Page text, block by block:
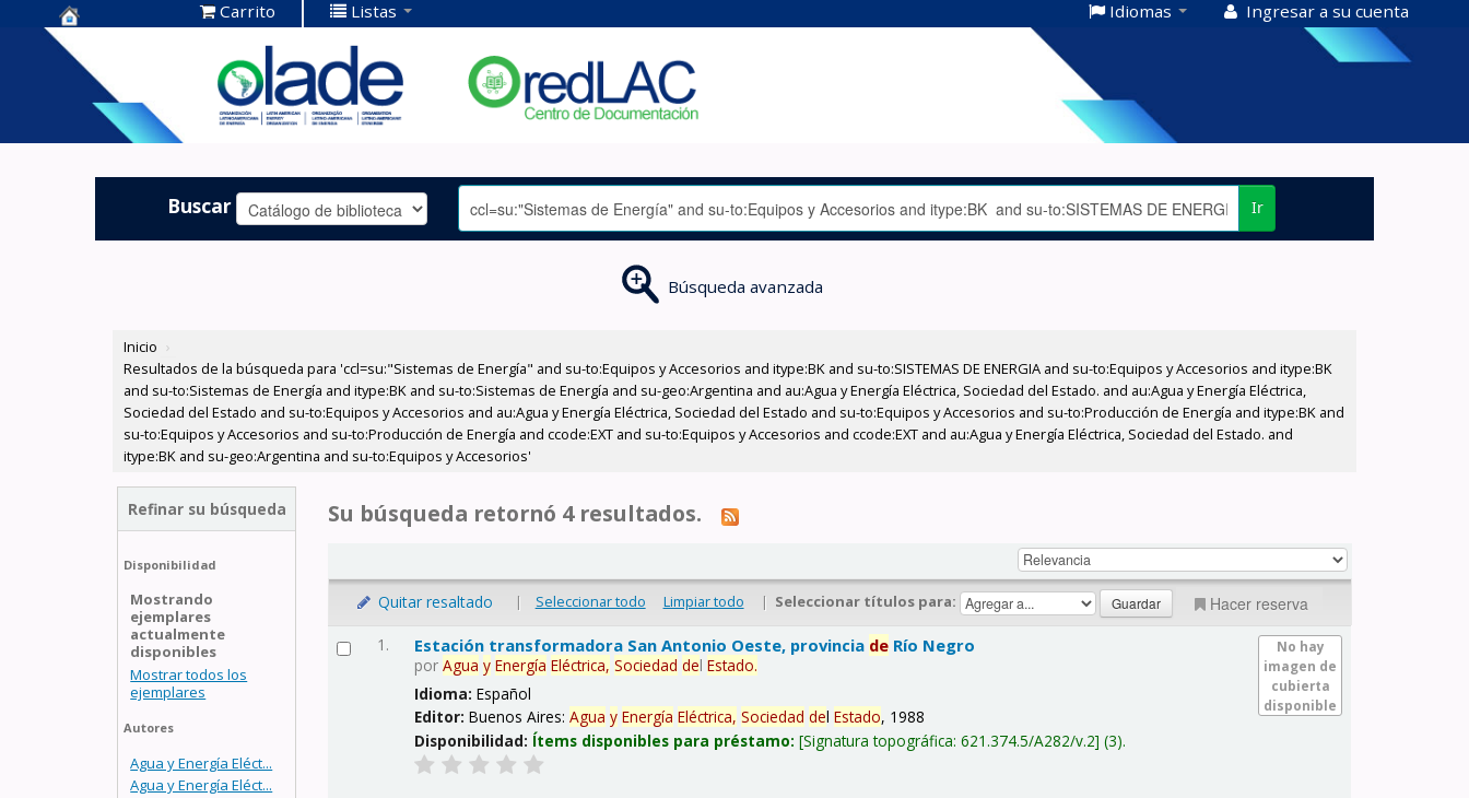
Centro de
Documentación
OLADE -
Carrito Listas Idiomas Ingresar a su cuenta
Buscar Ir
Búsqueda avanzada
Inicio ›
Resultados de la búsqueda para 'ccl=su:"Sistemas de Energía" and su-to:Equipos y Accesorios and itype:BK and su-to:SISTEMAS DE ENERGIA and su-to:Equipos y Accesorios and itype:BK
and su-to:Sistemas de Energía and itype:BK and su-to:Sistemas de Energía and su-geo:Argentina and au:Agua y Energía Eléctrica, Sociedad del Estado. and au:Agua y Energía Eléctrica,
Sociedad del Estado and su-to:Equipos y Accesorios and au:Agua y Energía Eléctrica, Sociedad del Estado and su-to:Equipos y Accesorios and su-to:Producción de Energía and itype:BK and
su-to:Equipos y Accesorios and su-to:Producción de Energía and ccode:EXT and su-to:Equipos y Accesorios and ccode:EXT and au:Agua y Energía Eléctrica, Sociedad del Estado. and
itype:BK and su-geo:Argentina and su-to:Equipos y Accesorios'
Refinar su búsqueda
Disponibilidad
Mostrando
ejemplares
actualmente
disponibles
Mostrar todos los
ejemplares
Autores
Agua y Energía Eléct...
Agua y Energía Eléct...
Su búsqueda retornó 4 resultados.
Quitar resaltado | Seleccionar todo Limpiar todo | Seleccionar títulos para: Hacer reserva
1.
No hay
imagen de
cubierta
disponible
Estación transformadora San Antonio Oeste, provincia de Río Negro
porAgua y Energía Eléctrica, Sociedad delEstado.
Idioma:Español
Editor:Buenos Aires:Agua y Energía Eléctrica, Sociedad delEstado, 1988
Disponibilidad: Ítems disponibles para préstamo: Signatura topográfica:621.374.5/A282/v.2 (3).